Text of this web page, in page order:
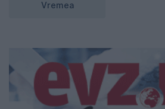
Vremea